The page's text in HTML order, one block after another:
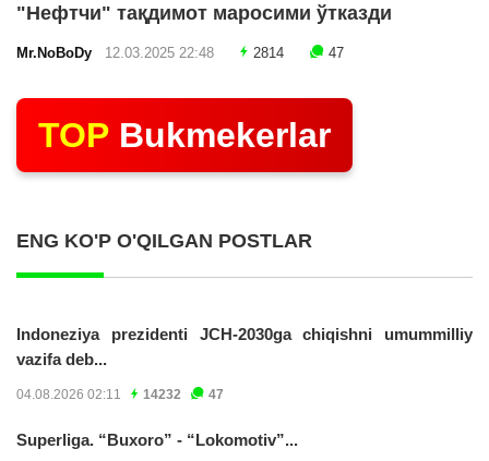
"Нефтчи" тақдимот маросими ўтказди
Mr.NoBoDy 12.03.2025 22:48 2814 47
TOP Bukmekerlar
ENG KO'P O'QILGAN POSTLAR
Indoneziya prezidenti JCH-2030ga chiqishni umummilliy
vazifa deb...
04.08.2026 02:11 14232 47
Superliga. “Buxoro” - “Lokomotiv”...